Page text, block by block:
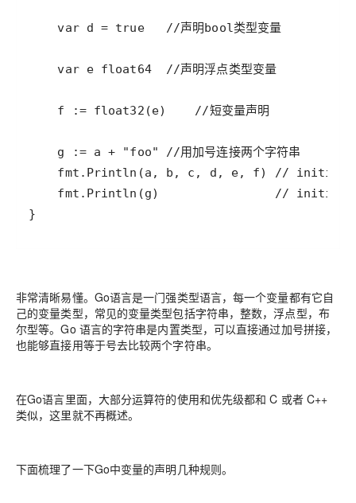
非常清晰易懂。Go语言是一门强类型语言，每一个变量都有它自
己的变量类型，常见的变量类型包括字符串，整数，浮点型，布
尔型等。Go 语言的字符串是内置类型，可以直接通过加号拼接，
也能够直接用等于号去比较两个字符串。
在Go语言里面，大部分运算符的使用和优先级都和 C 或者 C++
类似，这里就不再概述。
下面梳理了一下Go中变量的声明几种规则。